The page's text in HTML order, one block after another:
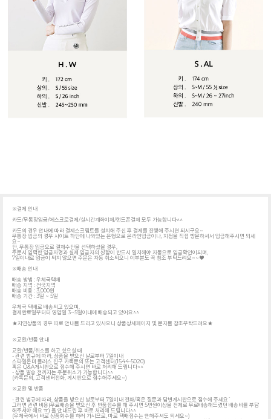
※결제 안내
카드/무통장입금/에스크로결제/실시간계좌이체/핸드폰결제 모두 가능합니다^^
카드의 경우 안내에 따라 결제스크립트를 설치해 주신 후 결제를 진행해 주시면 되시구요~
무통장 입금의 경우 사이트 하단에 나와있는 은행으로 온라인입금이나, 지점을 직접 방문하셔서 입금해주시면 되세
요~
단, 무통장 입금으로 결제수단을 선택하셨을 경우,
주문시 입력한 입금자명과 실제 입금자의 성함이 반드시 일치해야 자동으로 입금확인이되며,
7일이내로 입금이 되지 않으면 주문은 자동 취소되오니 이부분도 꼭 참조 부탁드려요~~♥
※배송 안내
배송 방법 : 우체국택배
배송 지역 : 전국지역
배송 비용 : 3,000원
배송 기간 : 3일 ~ 5일
우체국 택배로 배송되고 있으며,
결제완료일부터터 영업일 3~5일이내에 배송되고 있어요^^
★지연상품의 경우 따로 안내를 드리고 있사오니 상품상세페이지 및 문자를 참조부탁드려요★
※교환/반품 안내
교환/반품/취소를 하고 싶으실 때
- 관련 법규에 따라, 상품을 받으신 날로부터 7일이내
스타일온미 플러스 친구 카톡문의 또는 고객센터(1544-5020)
혹은 Q&A게시판으로 접수해 주시면 바로 처리해 드립니다^^
- 상품 발송 전까지는 주문취소가 가능합니다^^
(카톡문의, 고객센터전화, 게시판으로 접수해주세요~)
※교환 및 반품
- 관련 법규에 따라, 상품을 받으신 날로부터 7일이내 전화/혹은 질문과 답변게시판으로 접수해 주세요`
그러면 관련 비용(무료배송을 받으신 후 반품접수를 해 주시면 5만원이상을 전제로 무료배송해드렸던 배송비를 부담
해주셔야 해요 ㅠ) 을 안내드린 후 바로 처리해 드립니다^^
(우체국에서 바로 상품회수를 하러 가시므로, 따로 택배접수는 안해주셔도 되세요~)